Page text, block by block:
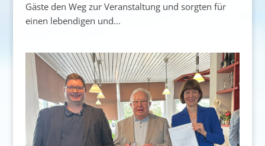
Gäste den Weg zur Veranstaltung und sorgten für
einen lebendigen und...